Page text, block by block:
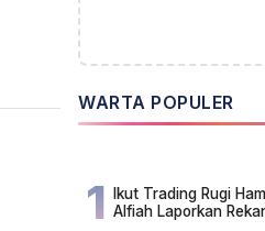
WARTA POPULER
1 Ikut Trading Rugi
Alfiah Laporkan